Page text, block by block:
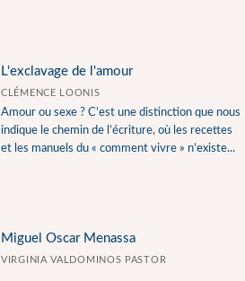
L'exclavage de l'amour
CLÉMENCE LOONIS
Amour ou sexe ? C’est une distinction que nous
indique le chemin de l’écriture, où les recettes
et les manuels du « comment vivre » n’existe...
Miguel Oscar Menassa
VIRGINIA VALDOMINOS PASTOR